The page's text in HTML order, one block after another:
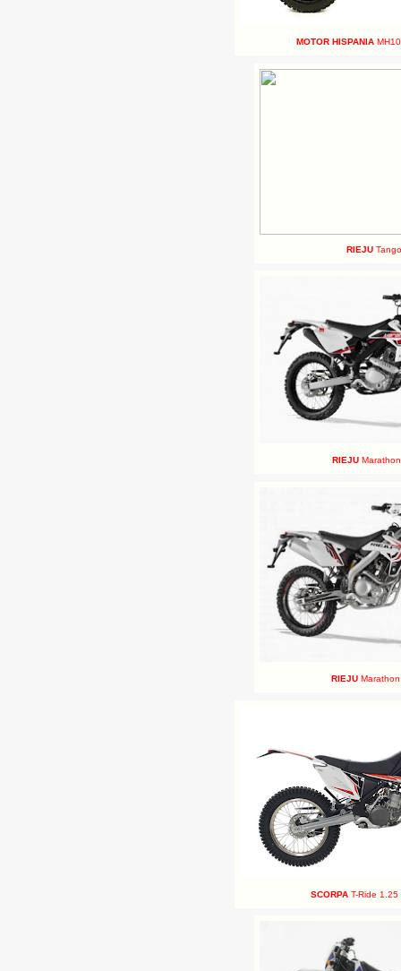
MOTOR HISPANIA
RIEJU
RIEJU
RIEJUMarathon
SCORPAT-Ride 1.25